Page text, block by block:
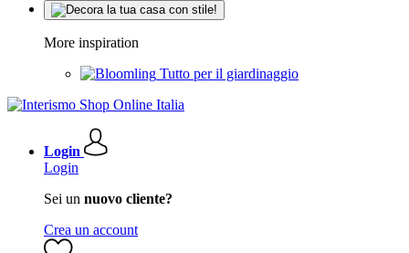
More inspiration
Tutto per il giardinaggio
Login
Login
Sei un nuovo cliente?
Crea un account